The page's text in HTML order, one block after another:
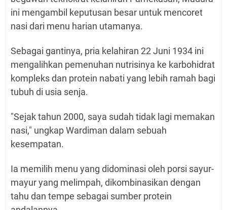
ini mengambil keputusan besar untuk mencoret
nasi dari menu harian utamanya.
Sebagai gantinya, pria kelahiran 22 Juni 1934 ini
mengalihkan pemenuhan nutrisinya ke karbohidrat
kompleks dan protein nabati yang lebih ramah bagi
tubuh di usia senja.
"Sejak tahun 2000, saya sudah tidak lagi memakan
nasi," ungkap Wardiman dalam sebuah
kesempatan.
Ia memilih menu yang didominasi oleh porsi sayur-
mayur yang melimpah, dikombinasikan dengan
tahu dan tempe sebagai sumber protein